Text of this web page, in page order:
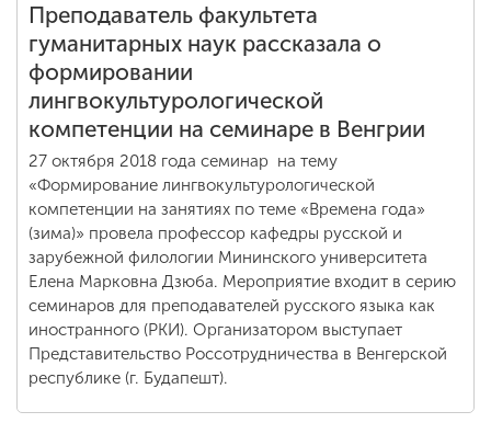
Преподаватель факультета
гуманитарных наук рассказала о
формировании
лингвокультурологической
компетенции на семинаре в Венгрии
27 октября 2018 года семинар на тему
«Формирование лингвокультурологической
компетенции на занятиях по теме «Времена года»
(зима)» провела профессор кафедры русской и
зарубежной филологии Мининского университета
Елена Марковна Дзюба. Мероприятие входит в серию
семинаров для преподавателей русского языка как
иностранного (РКИ). Организатором выступает
Представительство Россотрудничества в Венгерской
республике (г. Будапешт).